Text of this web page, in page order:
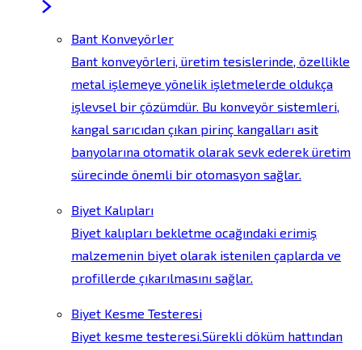
Bant Konveyörler
Bant konveyörleri, üretim tesislerinde, özellikle
metal işlemeye yönelik işletmelerde oldukça
işlevsel bir çözümdür. Bu konveyör sistemleri,
kangal sarıcıdan çıkan pirinç kangalları asit
banyolarına otomatik olarak sevk ederek üretim
sürecinde önemli bir otomasyon sağlar.
Biyet Kalıpları
Biyet kalıpları bekletme ocağındaki erimiş
malzemenin biyet olarak istenilen çaplarda ve
profillerde çıkarılmasını sağlar.
Biyet Kesme Testeresi
Biyet kesme testeresi.Sürekli döküm hattından